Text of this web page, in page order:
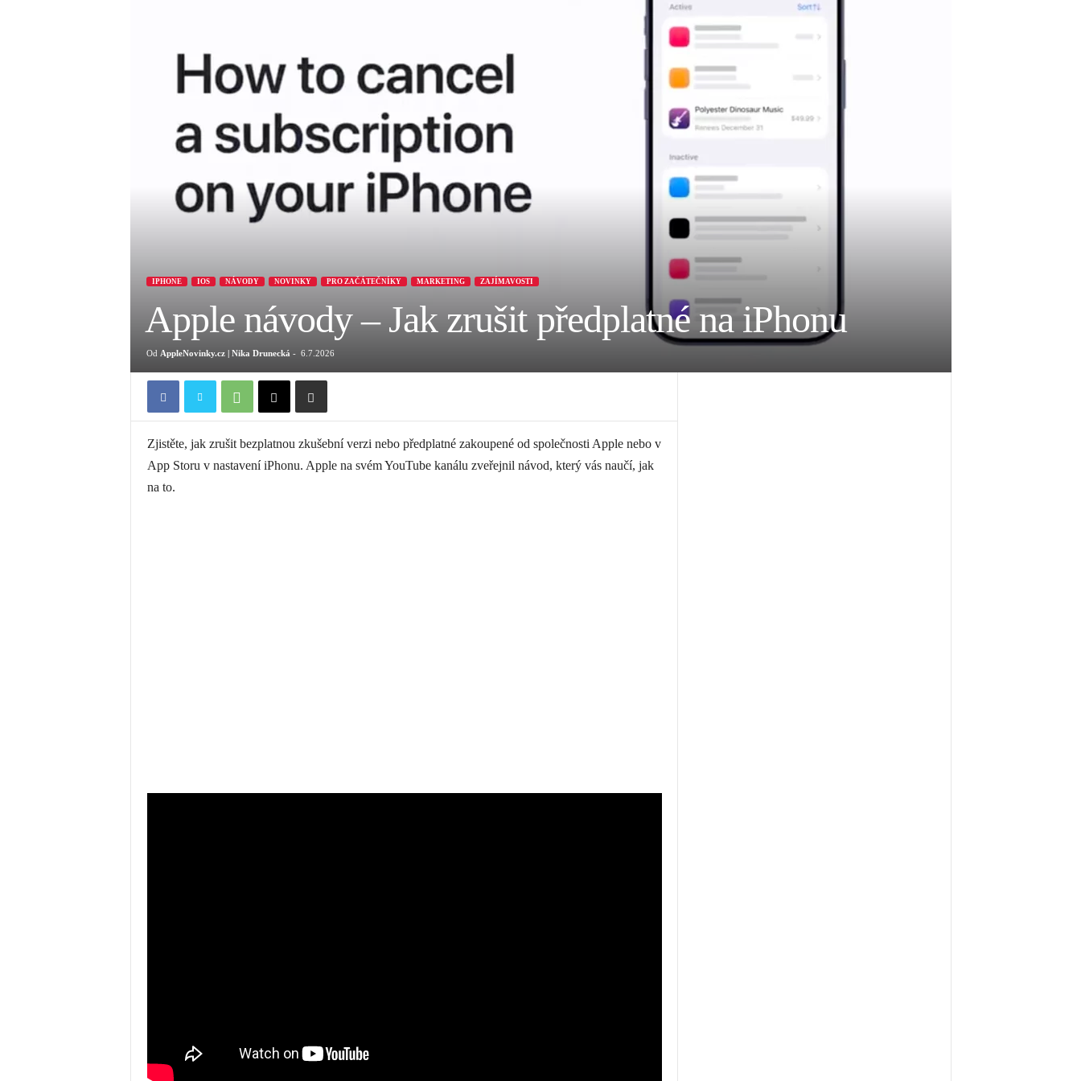
IPHONE IOS NÁVODY NOVINKY PRO ZAČÁTEČNÍKY MARKETING ZAJÍMAVOSTI
Apple návody – Jak zrušit předplatné na iPhonu
Od AppleNovinky.cz | Nika Drunecká - 6.7.2026
Zjistěte, jak zrušit bezplatnou zkušební verzi nebo předplatné zakoupené od společnosti Apple nebo v
App Storu v nastavení iPhonu. Apple na svém YouTube kanálu zveřejnil návod, který vás naučí, jak
na to.